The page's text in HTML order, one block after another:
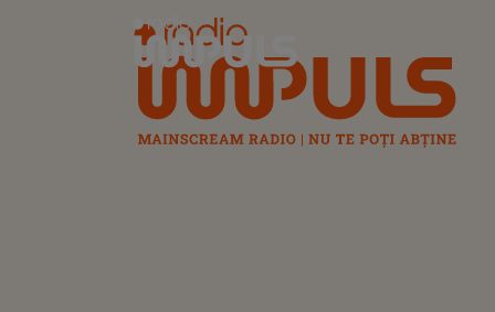
Radio Impuls